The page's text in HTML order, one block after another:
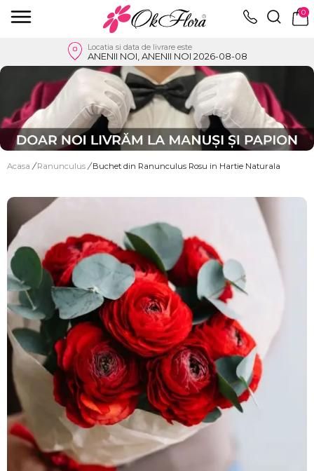
0
Locatia si data de livrare este
ANENII NOI, ANENII NOI 2026-08-08
Acasa / Ranunculus / Buchet din Ranunculus Rosu in Hartie Naturala